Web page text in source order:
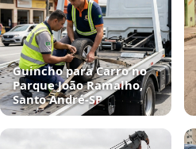
Guincho para Carro no
Parque João Ramalho,
Santo André‑SP